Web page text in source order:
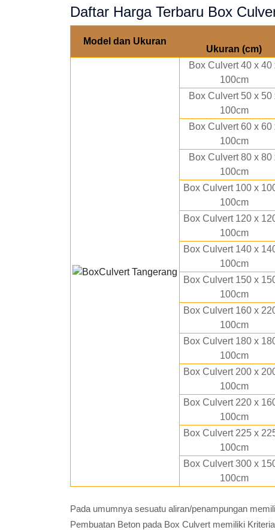
Daftar Harga Terbaru Box
Model dan Ukuran
Ukuran (cm)
Box Culvert 40 x 40
100cm
Box Culvert 50 x 50
100cm
Box Culvert 60 x 60
100cm
Box Culvert 80 x 80
100cm
Box Culvert 100 x
100cm
Box Culvert 120 x
100cm
Box Culvert 140 x
100cm
Box Culvert 150 x
100cm
Box Culvert 160 x
100cm
Box Culvert 180 x
100cm
Box Culvert 200 x
100cm
Box Culvert 220 x
100cm
Box Culvert 225 x
100cm
Box Culvert 300 x
100cm
Pada umumnya sesuatu aliran/penampungan
Pembuatan Beton pada Box Culvert memiliki